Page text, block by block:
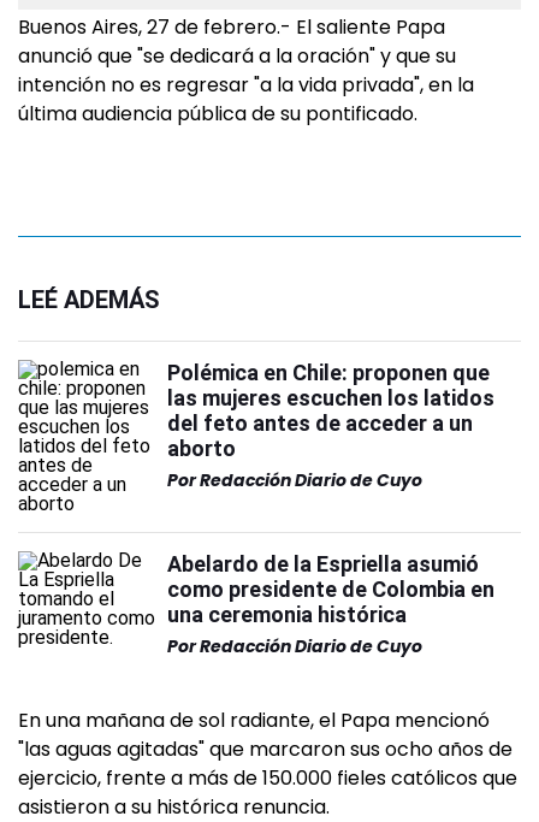
Buenos Aires, 27 de febrero.- El saliente Papa
anunció que "se dedicará a la oración" y que su
intención no es regresar "a la vida privada", en la
última audiencia pública de su pontificado.
LEÉ ADEMÁS
Polémica en Chile: proponen que
las mujeres escuchen los latidos
del feto antes de acceder a un
aborto
PorRedacción Diario de Cuyo
Abelardo de la Espriella asumió
como presidente de Colombia en
una ceremonia histórica
PorRedacción Diario de Cuyo
En una mañana de sol radiante, el Papa mencionó
"las aguas agitadas" que marcaron sus ocho años de
ejercicio, frente a más de 150.000 fieles católicos que
asistieron a su histórica renuncia.